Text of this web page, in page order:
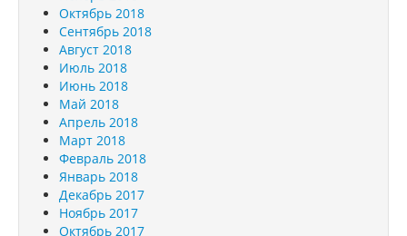
Октябрь 2018
Сентябрь 2018
Август 2018
Июль 2018
Июнь 2018
Май 2018
Апрель 2018
Март 2018
Февраль 2018
Январь 2018
Декабрь 2017
Ноябрь 2017
Октябрь 2017